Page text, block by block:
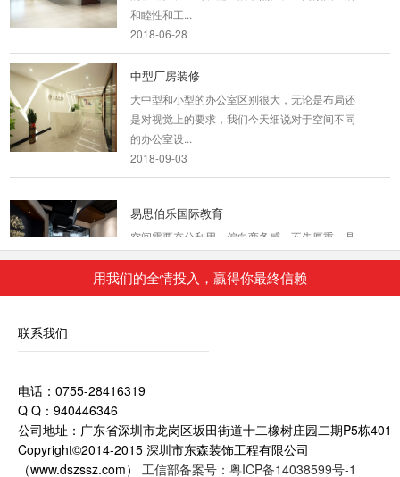
和睦性和工...
2018-06-28
中型厂房装修
大中型和小型的办公室区别很大，无论是布局还
是对视觉上的要求，我们今天细说对于空间不同
的办公室设...
2018-09-03
易思伯乐国际教育
空间需要充分利用，偏向商务感，不失厚重，具
有浓浓的冷淡风。
2019-11-04
2018-07-30
老总办公室装修
随着现在社会的快速发展，高楼大厦不只是只有
用我们的全情投入，贏得你最終信赖
联系我们
电话：0755-28416319
Q Q：940446346
公司地址：广东省深圳市龙岗区坂田街道十二橡树庄园二期P5栋401
Copyright©2014-2015 深圳市东森装饰工程有限公司
（www.dszssz.com） 工信部备案号：粤ICP备14038599号-1